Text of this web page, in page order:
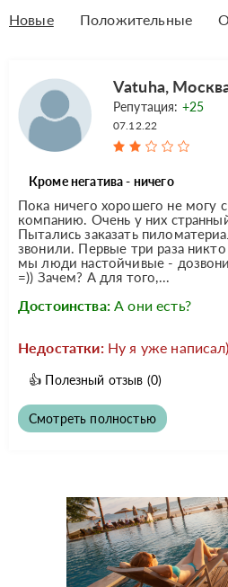
Новые Положительные
Vatuha,
Репутация: +25
07.12.22
Кроме негатива - ничего
Пока ничего хорошего не могу
компанию. Очень у них
Пытались заказать
звонили. Первые три раза
мы люди настойчивые -
=)) Зачем? А для того,...
Достоинства: А они есть?
Недостатки: Ну я уже написал)
👍 Полезный отзыв (0)
Смотреть полностью